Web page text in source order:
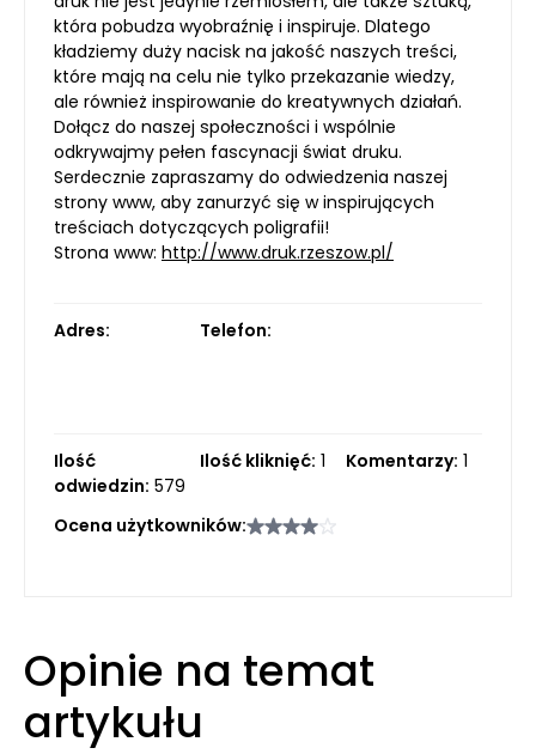
która pobudza wyobraźnię i inspiruje. Dlatego
kładziemy duży nacisk na jakość naszych treści,
które mają na celu nie tylko przekazanie wiedzy,
ale również inspirowanie do kreatywnych działań.
Dołącz do naszej społeczności i wspólnie
odkrywajmy pełen fascynacji świat druku.
Serdecznie zapraszamy do odwiedzenia naszej
strony www, aby zanurzyć się w inspirujących
treściach dotyczących poligrafii!
Strona www: http://www.druk.rzeszow.pl/
Adres: Telefon:
Ilość
odwiedzin: 579
Ilość kliknięć: 1 Komentarzy: 1
Ocena użytkowników:
Opinie na temat
artykułu